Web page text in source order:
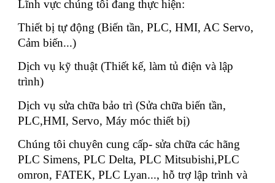
Lĩnh vực chúng tôi đang thực hiện:
Thiết bị tự động (Biến tần, PLC, HMI, AC Servo,
Cảm biến...)
Dịch vụ kỹ thuật (Thiết kế, làm tủ điện và lập
trình)
Dịch vụ sửa chữa bảo trì (Sửa chữa biến tần,
PLC,HMI, Servo, Máy móc thiết bị)
Chúng tôi chuyên cung cấp- sửa chữa các hãng
PLC Simens, PLC Delta, PLC Mitsubishi,PLC
omron, FATEK, PLC Lyan..., hỗ trợ lập trình và